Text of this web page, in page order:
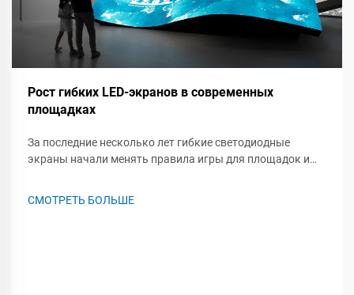
Рост гибких LED-экранов в современных
площадках
За последние несколько лет гибкие светодиодные
экраны начали менять правила игры для площадок и
СМОТРЕТЬ БОЛЬШЕ